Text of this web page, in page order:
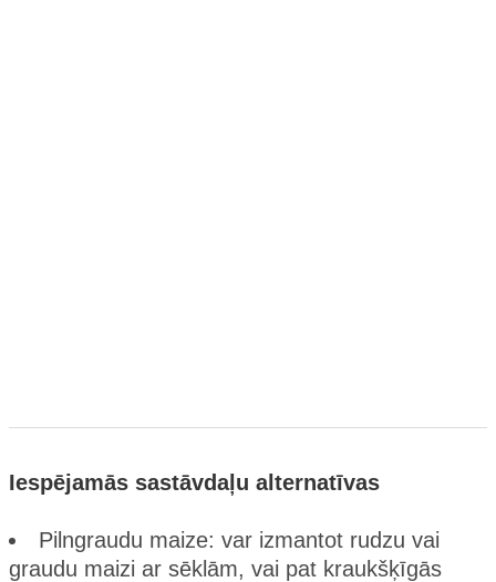
Iespējamās sastāvdaļu alternatīvas
Pilngraudu maize: var izmantot rudzu vai
graudu maizi ar sēklām, vai pat kraukšķīgās